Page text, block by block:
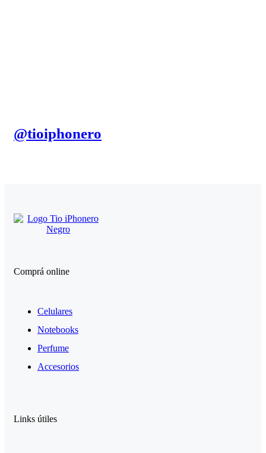
@tioiphonero
Comprá online
Celulares
Notebooks
Perfume
Accesorios
Links útiles